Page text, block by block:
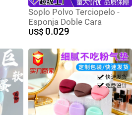
Soplo Polvo Terciopelo -
Esponja Doble Cara
US$ 0.029